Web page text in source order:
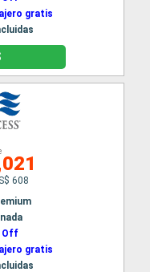
gratis
608
Off
gratis